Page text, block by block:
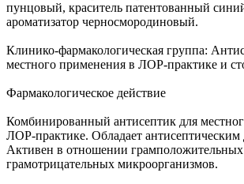
пунцовый, краситель патентованный
ароматизатор черносмородиновый.
Клинико-фармакологическая группа:
местного применения в ЛОР-практике и
Фармакологическое действие
Комбинированный антисептик для
ЛОР-практике. Обладает антисептическим
Активен в отношении
грамотрицательных микроорганизмов.